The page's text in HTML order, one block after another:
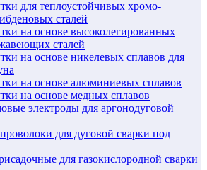
для теплоустойчивых хромо-
сталей
на основе высоколегированных
сталей
на основе никелевых сплавов для
на основе алюминиевых сплавов
на основе медных сплавов
электроды для аргонодуговой
для дуговой сварки под
для газокислородной сварки